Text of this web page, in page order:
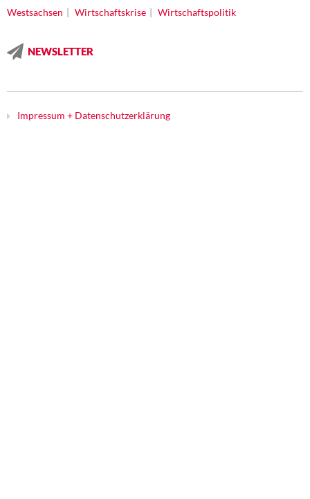
Westsachsen
Wirtschaftskrise Wirtschaftspolitik
NEWSLETTER
Impressum + Datenschutzerklärung